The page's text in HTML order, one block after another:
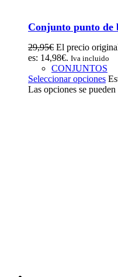
Conjunto punto de
29,95€ El precio
es: 14,98€. Iva incluido
CONJUNTOS
Seleccionar opciones
Las opciones se